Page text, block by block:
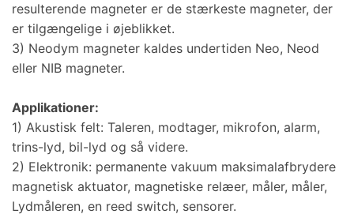
resulterende magneter er de stærkeste magneter, der
er tilgængelige i øjeblikket.
3) Neodym magneter kaldes undertiden Neo, Neod
eller NIB magneter.
Applikationer:
1) Akustisk felt: Taleren, modtager, mikrofon, alarm,
trins-lyd, bil-lyd og så videre.
2) Elektronik: permanente vakuum maksimalafbrydere
magnetisk aktuator, magnetiske relæer, måler, måler,
Lydmåleren, en reed switch, sensorer.